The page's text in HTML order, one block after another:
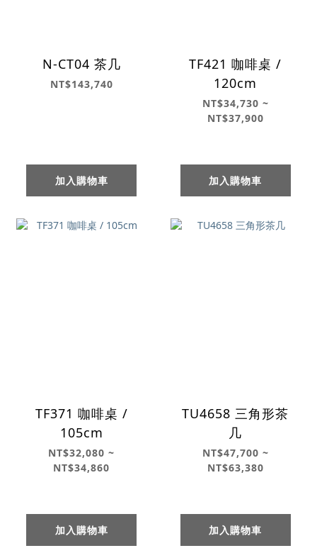
N-CT04 茶几
NT$143,740
加入購物車
TF421 咖啡桌 /
120cm
NT$34,730 ~
NT$37,900
加入購物車
TF371 咖啡桌 /
105cm
NT$32,080 ~
NT$34,860
加入購物車
TU4658 三角形茶
几
NT$47,700 ~
NT$63,380
加入購物車